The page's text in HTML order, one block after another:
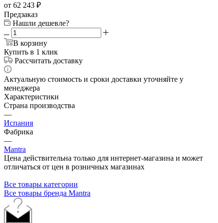
от 62 243 ₽
Предзаказ
Нашли дешевле?
В корзину
Купить в 1 клик
Рассчитать доставку
Актуальную стоимость и сроки доставки уточняйте у
менеджера
Характеристики
Страна производства
—
Испания
Фабрика
—
Mantra
Цена действительна только для интернет-магазина и может
отличаться от цен в розничных магазинах
Все товары категории
Все товары бренда Mantra